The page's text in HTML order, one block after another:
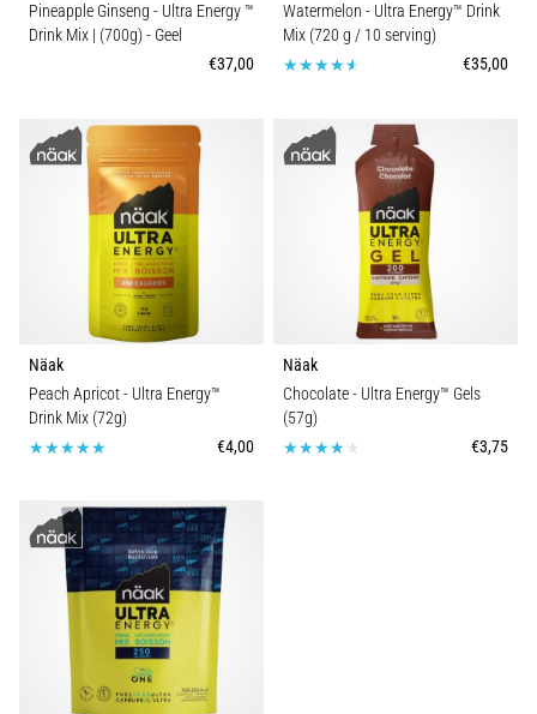
Pineapple Ginseng - Ultra Energy ™
Drink Mix | (700g)- Geel
€37,00
Watermelon - Ultra Energy™ Drink
Mix (720 g / 10 serving)
€35,00
Näak
Peach Apricot - Ultra Energy™
Drink Mix (72g)
€4,00
Näak
Chocolate - Ultra Energy™ Gels
(57g)
€3,75